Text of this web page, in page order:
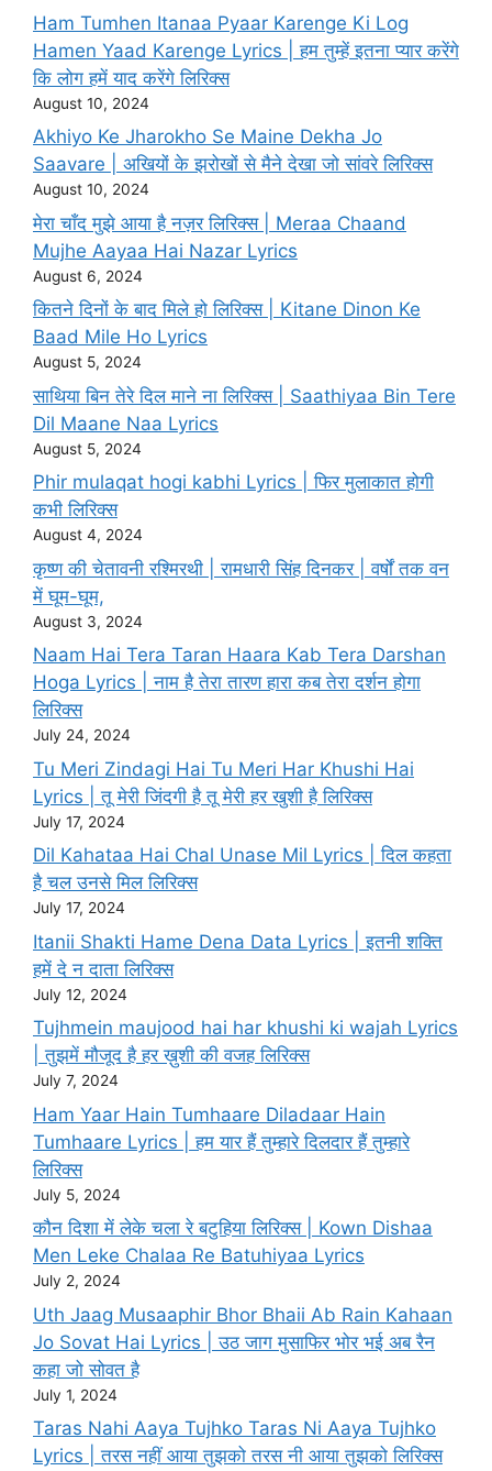
Ham Tumhen Itanaa Pyaar Karenge Ki Log
Hamen Yaad Karenge Lyrics | हम तुम्हें इतना प्यार करेंगे
कि लोग हमें याद करेंगे लिरिक्स
August 10, 2024
Akhiyo Ke Jharokho Se Maine Dekha Jo
Saavare | अखियों के झरोखों से मैने देखा जो सांवरे लिरिक्स
August 10, 2024
मेरा चाँद मुझे आया है नज़र लिरिक्स | Meraa Chaand
Mujhe Aayaa Hai Nazar Lyrics
August 6, 2024
कितने दिनों के बाद मिले हो लिरिक्स | Kitane Dinon Ke
Baad Mile Ho Lyrics
August 5, 2024
साथिया बिन तेरे दिल माने ना लिरिक्स | Saathiyaa Bin Tere
Dil Maane Naa Lyrics
August 5, 2024
Phir mulaqat hogi kabhi Lyrics | फिर मुलाकात होगी
कभी लिरिक्स
August 4, 2024
कृष्ण की चेतावनी रश्मिरथी | रामधारी सिंह दिनकर | वर्षों तक वन
में घूम-घूम,
August 3, 2024
Naam Hai Tera Taran Haara Kab Tera Darshan
Hoga Lyrics | नाम है तेरा तारण हारा कब तेरा दर्शन होगा
लिरिक्स
July 24, 2024
Tu Meri Zindagi Hai Tu Meri Har Khushi Hai
Lyrics | तू मेरी जिंदगी है तू मेरी हर खुशी है लिरिक्स
July 17, 2024
Dil Kahataa Hai Chal Unase Mil Lyrics | दिल कहता
है चल उनसे मिल लिरिक्स
July 17, 2024
Itanii Shakti Hame Dena Data Lyrics | इतनी शक्ति
हमें दे न दाता लिरिक्स
July 12, 2024
Tujhmein maujood hai har khushi ki wajah Lyrics
| तुझमें मौजूद है हर ख़ुशी की वजह लिरिक्स
July 7, 2024
Ham Yaar Hain Tumhaare Diladaar Hain
Tumhaare Lyrics | हम यार हैं तुम्हारे दिलदार हैं तुम्हारे
लिरिक्स
July 5, 2024
कौन दिशा में लेके चला रे बटुहिया लिरिक्स | Kown Dishaa
Men Leke Chalaa Re Batuhiyaa Lyrics
July 2, 2024
Uth Jaag Musaaphir Bhor Bhaii Ab Rain Kahaan
Jo Sovat Hai Lyrics | उठ जाग मुसाफिर भोर भई अब रैन
कहा जो सोवत है
July 1, 2024
Taras Nahi Aaya Tujhko Taras Ni Aaya Tujhko
Lyrics | तरस नहीं आया तुझको तरस नी आया तुझको लिरिक्स